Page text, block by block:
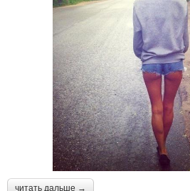
читать дальше →